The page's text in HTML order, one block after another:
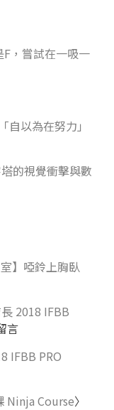
F，嘗試在一吸一
以為在努力」
的視覺衝擊與數
】啞鈴上胸臥
長 2018 IFBB
言
IFBB PRO
Ninja Course〉